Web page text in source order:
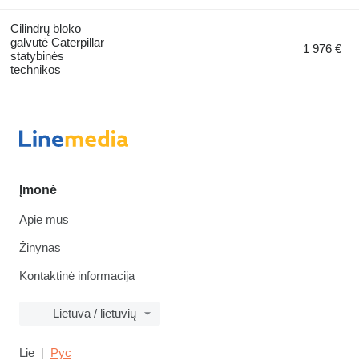
Cilindrų bloko
galvutė Caterpillar
statybinės
technikos
1 976 €
Įmonė
Apie mus
Žinynas
Kontaktinė informacija
Lietuva / lietuvių
Lie Рус